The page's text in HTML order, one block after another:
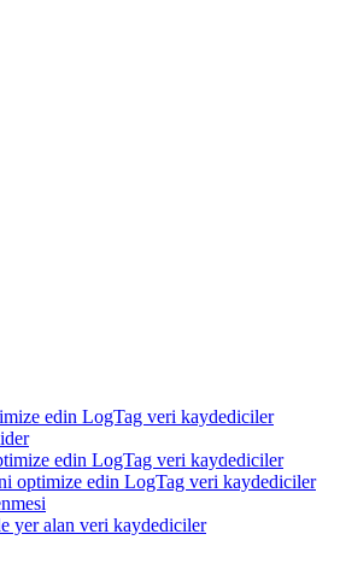
edin LogTag veri kaydediciler
edin LogTag veri kaydediciler
optimize edin LogTag veri kaydediciler
yer alan veri kaydediciler